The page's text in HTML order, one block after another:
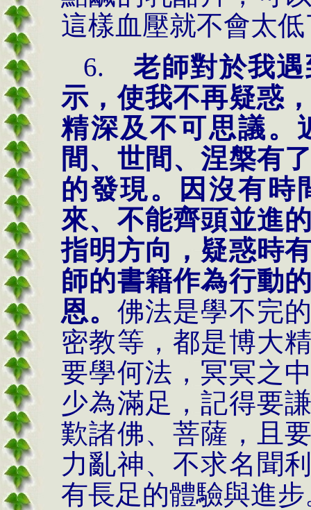
這樣血壓就不會太
6.
老師對於我
示，使我不再疑惑
精深及不可思議。
間、世間、涅槃有
的發現。因沒有時
來、不能齊頭並進
指明方向，疑惑時
師的書籍作為行動
恩。 佛法是學不完
密教等，都是博大
要學何法，冥冥之
少為滿足，記得要
歎諸佛、菩薩，且
力亂神、不求名聞
有長足的體驗與進